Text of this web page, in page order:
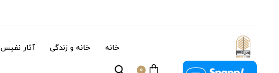
خانه خانه و زندگی آثار نفیس
0